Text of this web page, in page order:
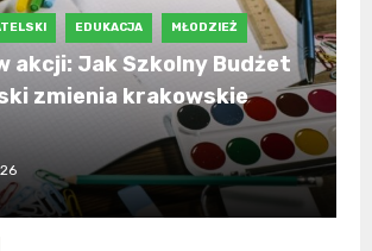
EDUKACJA MŁODZIEŻ
akcji: Jak Szkolny Budżet
zmienia krakowskie